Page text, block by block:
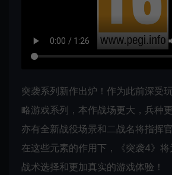
突袭系列新作出炉！作为此前深受
略游戏系列，本作战场更大，兵种
亦有全新战役场景和二战名将指
在这些元素的作用下，《突袭4》
战术选择和更加真实的游戏体验！